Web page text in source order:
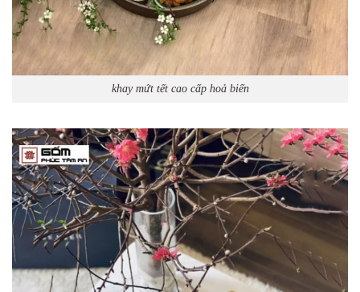
khay mứt tết cao cấp hoả biến